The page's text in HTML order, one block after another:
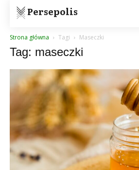
Persepolis
Strona główna Tagi Maseczki
Tag: maseczki